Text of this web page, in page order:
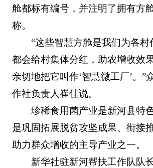
舱都标有编号，并注明了拥有方
称。
“这些智慧方舱是我们为各
都会给村集体分红，助农增收效
亲切地把它叫作‘智慧微工厂’。”
作社负责人崔佳说。
珍稀食用菌产业是新河县特
是巩固拓展脱贫攻坚成果、衔接
助力群众增收的主导产业之一。
新华社驻新河帮扶工作队队